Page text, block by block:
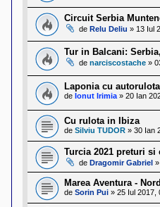
Circuit Serbia
de Relu Deliu » 13 Iul
Tur in Balcani:
de narciscostache »
Laponia cu autorulota
de Ionut Irimia » 20 Ian
Cu rulota in Ibiza
de Silviu TUDOR » 30 Ian
Turcia 2021 preturi si
de Dragomir Gabriel »
Marea Aventura -
de Sorin Pui » 25 Iul 2017,